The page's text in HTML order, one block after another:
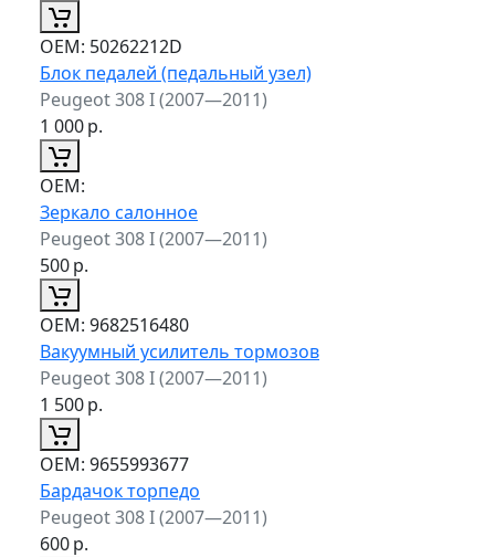
ОЕМ: 50262212D
Блок педалей (педальный узел)
Peugeot 308 I (2007—2011)
1 000р.
ОЕМ:
Зеркало салонное
Peugeot 308 I (2007—2011)
500р.
ОЕМ: 9682516480
Вакуумный усилитель тормозов
Peugeot 308 I (2007—2011)
1 500р.
ОЕМ: 9655993677
Бардачок торпедо
Peugeot 308 I (2007—2011)
600р.